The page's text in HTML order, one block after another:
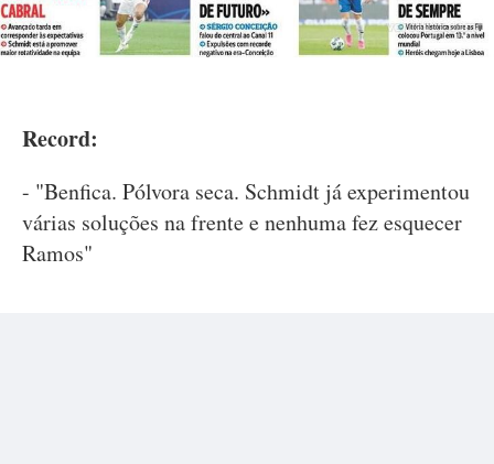
Record:
- "Benfica. Pólvora seca. Schmidt já experimentou
várias soluções na frente e nenhuma fez esquecer
Ramos"